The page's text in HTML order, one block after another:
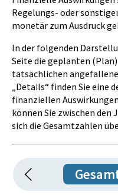
Istzustand 2017:
Durch Schaffung des
Ausweitung des
Betretungsverbotes
Unmündigen zur
im Sinne des
oder einer von ihm
besuchten Horts
einstweiliger
der gefährdenden
Bundes-Kinder- und
konkreten
der Verhängung eines
Abs. 1 SPG.
Zielerreichungsgrad
zur Gänze erreicht
Regelungs- oder
monetär zum Ausdruck
In der folgenden
Seite die geplanten
tatsächlichen
„Details“ finden Sie eine
finanziellen
können Sie zwischen den
sich die Gesamtzahlen